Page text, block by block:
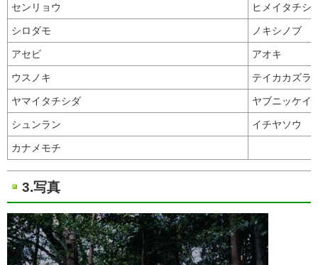
センリョウ ヒメイタチシ
シロダモ ノキシノブ
アセビ アオキ
ウスノキ テイカカズラ
ヤマイタチシダ ヤブニッケイ
シュンラン イチヤソウ
カナメモチ
3.写真